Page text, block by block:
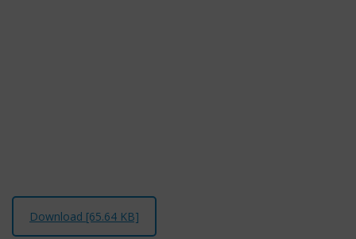
Download [65.64 KB]